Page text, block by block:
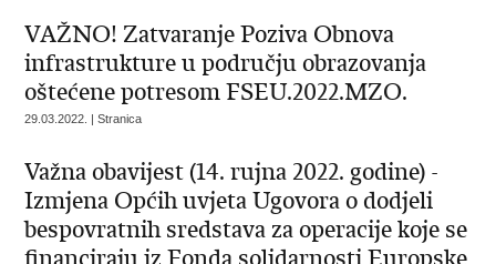
VAŽNO! Zatvaranje Poziva Obnova
infrastrukture u području obrazovanja
oštećene potresom FSEU.2022.MZO.
29.03.2022. | Stranica
Važna obavijest (14. rujna 2022. godine) -
Izmjena Općih uvjeta Ugovora o dodjeli
bespovratnih sredstava za operacije koje se